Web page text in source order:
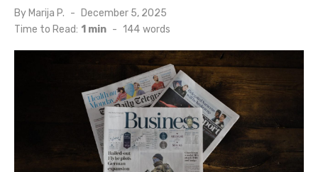
By Marija P.
Posted
on
December 5, 2025
Time to Read: 1 min - 144 words